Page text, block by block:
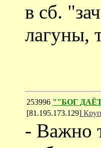
в сб.
лагуны,
253996 ""БОГ ДАЁТ
[81.195.173.129]
- Важно